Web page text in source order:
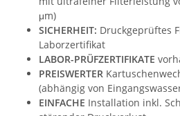
μm)
SICHERHEIT: Druckgeprüftes
Laborzertifikat
LABOR-PRÜFZERTIFIKATE
PREISWERTER
(abhängig von
EINFACHE Installation inkl.